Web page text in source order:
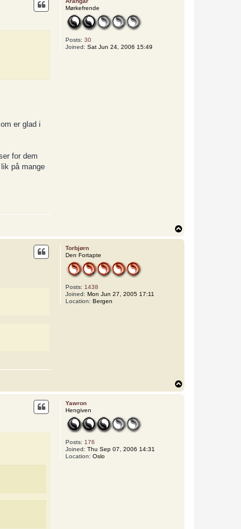
Mørkefrende
Posts: 30
Joined: Sat Jun 24, 2006 15:49
er glad i
for dem
på mange
Torbjørn
Den Fortapte
Posts: 1438
Joined: Mon Jun 27, 2005 17:11
Location: Bergen
Yawron
Hengiven
Posts: 176
Joined: Thu Sep 07, 2006 14:31
Location: Oslo